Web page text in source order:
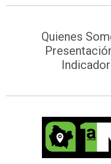
Quienes